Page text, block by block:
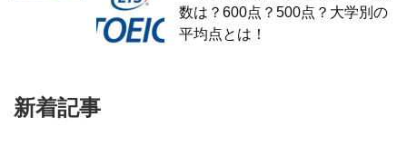
数は？600点？500点？大学別の
平均点とは！
新着記事